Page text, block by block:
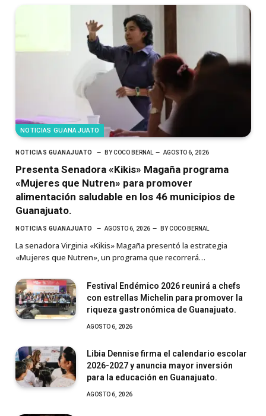
NOTICIAS GUANAJUATO
NOTICIAS GUANAJUATO BY COCO BERNAL AGOSTO 6, 2026
Presenta Senadora «Kikis» Magaña programa
«Mujeres que Nutren» para promover
alimentación saludable en los 46 municipios de
Guanajuato.
NOTICIAS GUANAJUATO AGOSTO 6, 2026 BY COCO BERNAL
La senadora Virginia «Kikis» Magaña presentó la estrategia
«Mujeres que Nutren», un programa que recorrerá…
Festival Endémico 2026 reunirá a chefs
con estrellas Michelin para promover la
riqueza gastronómica de Guanajuato.
AGOSTO 6, 2026
Libia Dennise firma el calendario escolar
2026-2027 y anuncia mayor inversión
para la educación en Guanajuato.
AGOSTO 6, 2026